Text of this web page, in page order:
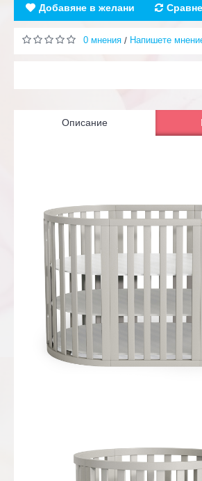
Добавяне в желани
0 мнения / Напишете
Описание